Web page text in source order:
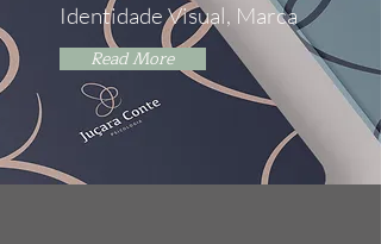
Identidade Visual, Marca
Read More